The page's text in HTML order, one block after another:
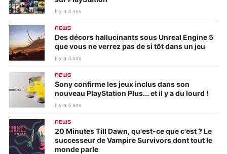
Il y a 4 ans
NEWS
Des décors hallucinants sous Unreal Engine 5
que vous ne verrez pas de si tôt dans un jeu
Il y a 4 ans
NEWS
Sony confirme les jeux inclus dans son
nouveau PlayStation Plus... et il y a du lourd !
Il y a 4 ans
NEWS
20 Minutes Till Dawn, qu'est-ce que c'est ? Le
successeur de Vampire Survivors dont tout le
monde parle